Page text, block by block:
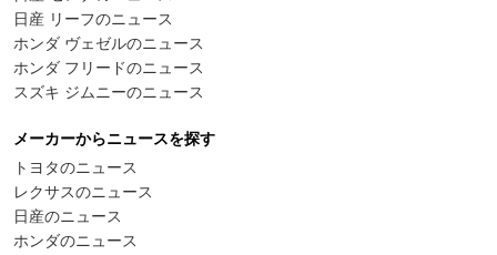
日産 リーフのニュース
ホンダ ヴェゼルのニュース
ホンダ フリードのニュース
スズキ ジムニーのニュース
メーカーからニュースを探す
トヨタのニュース
レクサスのニュース
日産のニュース
ホンダのニュース